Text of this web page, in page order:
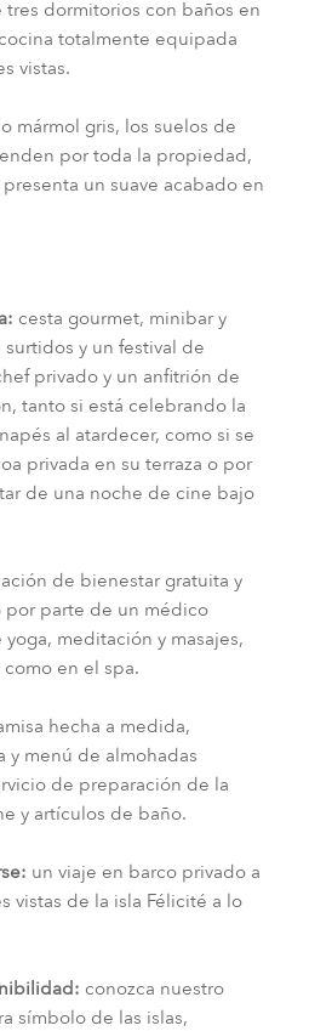
dormitorios con baños en
totalmente equipada
vistas.
mármol gris, los suelos de
por toda la propiedad,
un suave acabado en
cesta gourmet, minibar y
y un festival de
privado y un anfitrión de
tanto si está celebrando la
al atardecer, como si se
privada en su terraza o por
de una noche de cine bajo
de bienestar gratuita y
parte de un médico
meditación y masajes,
en el spa.
hecha a medida,
y menú de almohadas
de preparación de la
y artículos de baño.
un viaje en barco privado a
vistas de la isla Félicité a lo
conozca nuestro
símbolo de las islas,